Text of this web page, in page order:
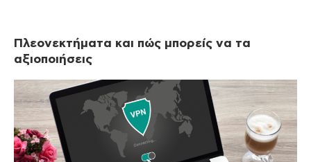
Πλεονεκτήματα και πώς μπορείς να τα
αξιοποιήσεις